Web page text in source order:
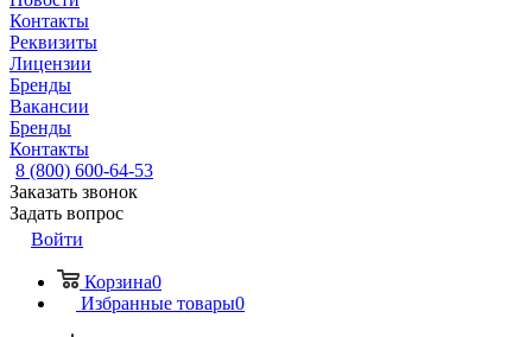
Контакты
Реквизиты
Лицензии
Бренды
Вакансии
Бренды
Контакты
8 (800) 600-64-53
Заказать звонок
Задать вопрос
Войти
Корзина0
Избранные товары0